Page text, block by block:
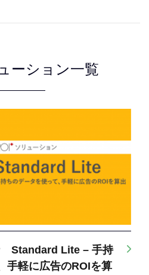
ーション一覧
Standard Lite – 手持
手軽に広告のROIを算